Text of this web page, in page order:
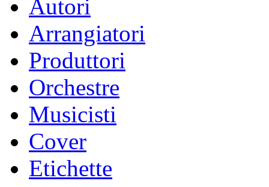
Autori
Arrangiatori
Produttori
Orchestre
Musicisti
Cover
Etichette